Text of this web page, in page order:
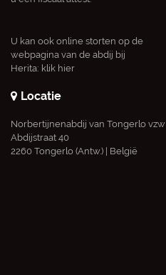
U kan ook online storten op de
webpagina van de abdij bij
Herita: klik hier
Locatie
Norbertijnenabdij van Tongerlo vzw
Abdijstraat 40
2260 Tongerlo (Antw.) | België